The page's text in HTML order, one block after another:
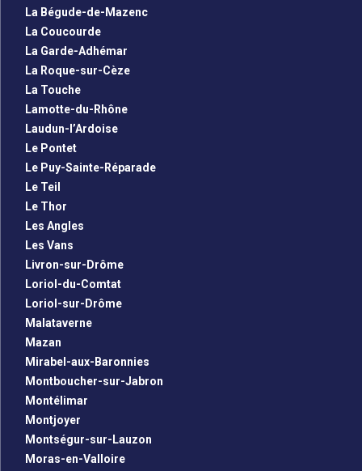
La Bégude-de-Mazenc
La Coucourde
La Garde-Adhémar
La Roque-sur-Cèze
La Touche
Lamotte-du-Rhône
Laudun-l’Ardoise
Le Pontet
Le Puy-Sainte-Réparade
Le Teil
Le Thor
Les Angles
Les Vans
Livron-sur-Drôme
Loriol-du-Comtat
Loriol-sur-Drôme
Malataverne
Mazan
Mirabel-aux-Baronnies
Montboucher-sur-Jabron
Montélimar
Montjoyer
Montségur-sur-Lauzon
Moras-en-Valloire